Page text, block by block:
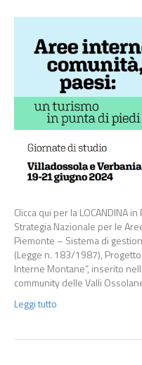
Clicca qui per la LOCANDINA
Strategia Nazionale per le
Piemonte – Sistema di
(Legge n. 183/1987),
Interne Montane”, inserito
community delle Valli
Leggi tutto